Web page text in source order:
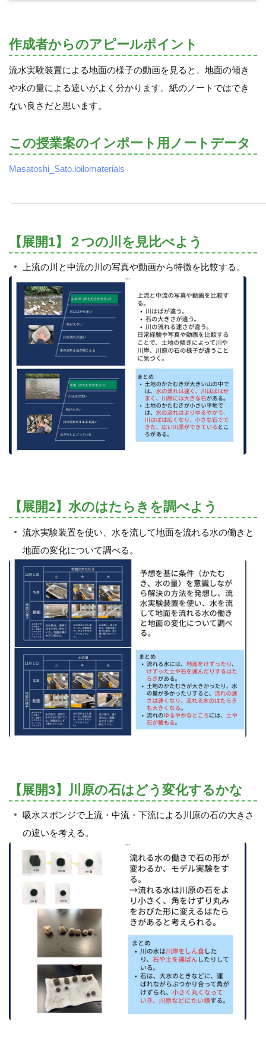
作成者からのアピールポイント
流水実験装置による地面の様子の動画を見ると、地面の傾き
や水の量による違いがよく分かります。紙のノートではでき
ない良さだと思います。
この授業案のインポート用ノートデータ
Masatoshi_Sato.loilomaterials
【展開1】２つの川を見比べよう
上流の川と中流の川の写真や動画から特徴を比較する。
【展開2】水のはたらきを調べよう
流水実験装置を使い、水を流して地面を流れる水の働きと
地面の変化について調べる。
【展開3】川原の石はどう変化するかな
吸水スポンジで上流・中流・下流による川原の石の大きさ
の違いを考える。